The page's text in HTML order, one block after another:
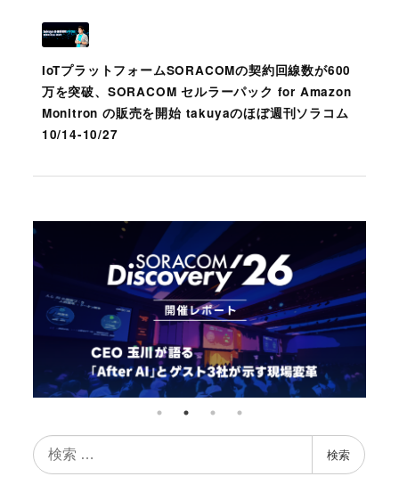
IoTプラットフォームSORACOMの契約回線数が600
万を突破、SORACOM セルラーパック for Amazon
Monitron の販売を開始 takuyaのほぼ週刊ソラコム
10/14-10/27
検
索
検索